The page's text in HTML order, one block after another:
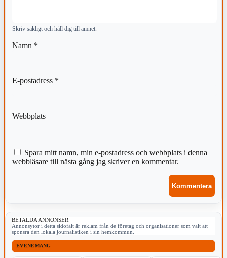
Skriv sakligt och håll dig till ämnet.
Namn *
E-postadress *
Webbplats
Spara mitt namn, min e-postadress och webbplats i denna
webbläsare till nästa gång jag skriver en kommentar.
BETALDA ANNONSER
Annonsytor i detta sidofält är reklam från de företag och organisationer som valt att
sponsra den lokala journalistiken i sin hemkommun.
EVENEMANG